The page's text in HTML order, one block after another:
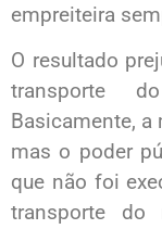
empreiteira
O resultado
transporte
Basicamente,
mas o poder
que não foi
transporte do